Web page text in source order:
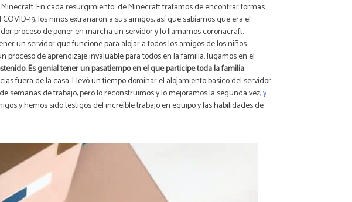
En cada resurgimiento de Minecraft tratamos de encontrar formas
19, los niños extrañaron a sus amigos, así que sabíamos que era el
proceso de poner en marcha un servidor y lo llamamos coronacraft.
un servidor que funcione para alojar a todos los amigos de los niños.
de aprendizaje invaluable para todos en la familia. Jugamos en el
Es genial tener un pasatiempo en el que participe toda la familia,
fuera de la casa. Llevó un tiempo dominar el alojamiento básico del servidor
semanas de trabajo, pero lo reconstruimos y lo mejoramos la segunda vez,y
y hemos sido testigos del increíble trabajo en equipo y las habilidades de